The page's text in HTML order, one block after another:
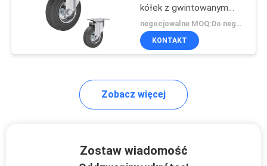
kółek z gwintowanym
trzpieniem
negocjowalne MOQ:Do negocjacji
KONTAKT
Zobacz więcej
Zostaw wiadomość